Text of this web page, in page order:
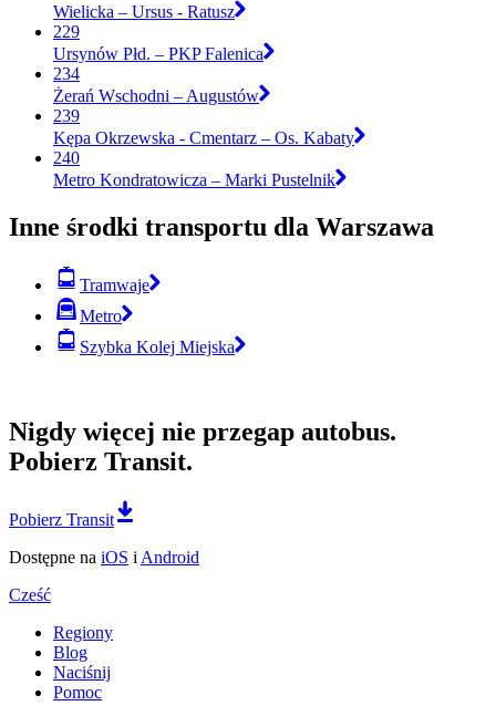
Wielicka – Ursus - Ratusz
229
Ursynów Płd. – PKP Falenica
234
Żerań Wschodni – Augustów
239
Kępa Okrzewska - Cmentarz – Os. Kabaty
240
Metro Kondratowicza – Marki Pustelnik
Inne środki transportu dla Warszawa
Tramwaje
Metro
Szybka Kolej Miejska
Nigdy więcej nie przegap autobus.
Pobierz Transit.
Pobierz Transit
Dostępne na iOS i Android
Cześć
Regiony
Blog
Naciśnij
Pomoc